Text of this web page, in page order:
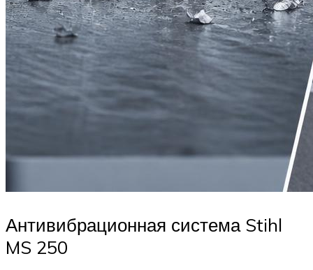
Антивибрационная система Stihl
MS 250